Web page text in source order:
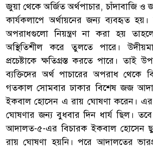
জুয়া থেকে অর্জিত অর্থপাচার, চাঁদাবাজি ও
কার্যকলাপে অর্থায়নের জন্য ব্যবহৃত হয়।
অপরাধগুলো নিয়ন্ত্রণ না করা হয়
অস্থিতিশীল করে তুলতে পারে।
প্রচেষ্টাকে ক্ষতিগ্রস্ত করতে পারে। তাই
ব্যক্তিদের অর্থ পাচারের অপরাধ থেকে
গতকাল সোমবার ঢাকার বিশেষ জজ
ইকবাল হোসেন এ রায় ঘোষণা করেন।
ঘোষণার জন্য বুধবার দিন ধার্য ছিল।
আদালত-৫-এর বিচারক ইকবাল হোসেন
রায় ঘোষণা হয়নি। পরে আদালতের